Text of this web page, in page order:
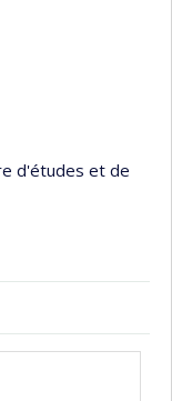
d'études et de